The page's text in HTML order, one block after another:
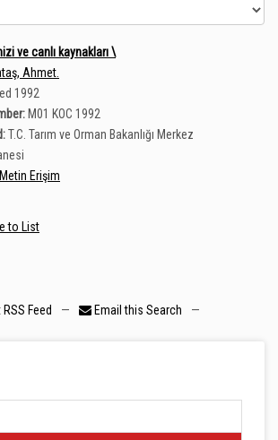
ve canlı kaynakları \
Ahmet.
1992
M01 KOC 1992
T.C. Tarım ve Orman Bakanlığı Merkez
Erişim
to List
RSS Feed — Email this Search
—